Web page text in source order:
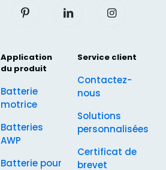
Application
du produit
Batterie
motrice
Batteries
AWP
Batterie pour
Service client
Contactez-
nous
Solutions
personnalisées
Certificat de
brevet